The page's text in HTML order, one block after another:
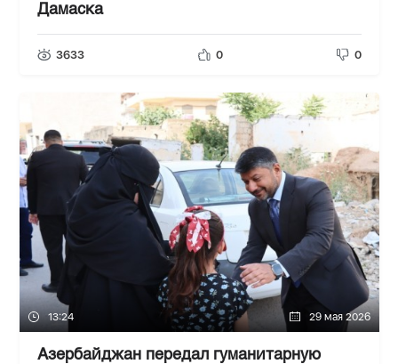
Дамаска
3633 0 0
13:24 29 мая 2026
Азербайджан передал гуманитарную